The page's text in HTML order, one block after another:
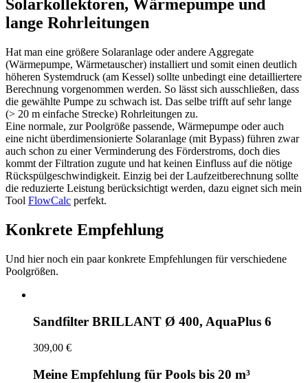
Solarkollektoren, Wärmepumpe und
lange Rohrleitungen
Hat man eine größere Solaranlage oder andere Aggregate
(Wärmepumpe, Wärmetauscher) installiert und somit einen deutlich
höheren Systemdruck (am Kessel) sollte unbedingt eine detailliertere
Berechnung vorgenommen werden. So lässt sich ausschließen, dass
die gewählte Pumpe zu schwach ist. Das selbe trifft auf sehr lange
(> 20 m einfache Strecke) Rohrleitungen zu.
Eine normale, zur Poolgröße passende, Wärmepumpe oder auch
eine nicht überdimensionierte Solaranlage (mit Bypass) führen zwar
auch schon zu einer Verminderung des Förderstroms, doch dies
kommt der Filtration zugute und hat keinen Einfluss auf die nötige
Rückspülgeschwindigkeit. Einzig bei der Laufzeitberechnung sollte
die reduzierte Leistung berücksichtigt werden, dazu eignet sich mein
Tool FlowCalc perfekt.
Konkrete Empfehlung
Und hier noch ein paar konkrete Empfehlungen für verschiedene
Poolgrößen.
Sandfilter BRILLANT Ø 400, AquaPlus 6
309,00 €
Meine Empfehlung für Pools bis 20 m³